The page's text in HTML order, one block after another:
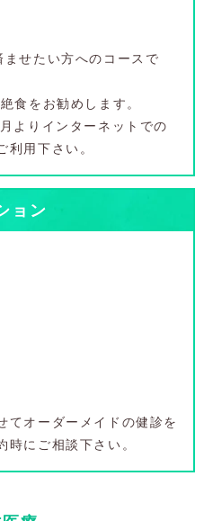
せたい方へのコースで
食をお勧めします。
よりインターネットでの
利用下さい。
ョン
てオーダーメイドの健診を
にご相談下さい。